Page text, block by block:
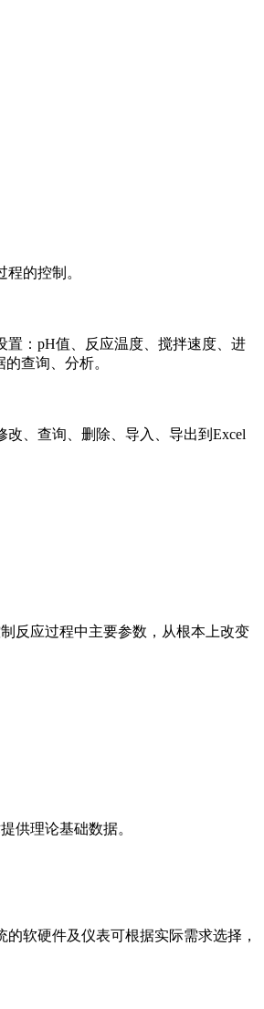
的控制。
：pH值、反应温度、搅拌速度、进
查询、分析。
、查询、删除、导入、导出到Excel
反应过程中主要参数，从根本上改变
供理论基础数据。
软硬件及仪表可根据实际需求选择，